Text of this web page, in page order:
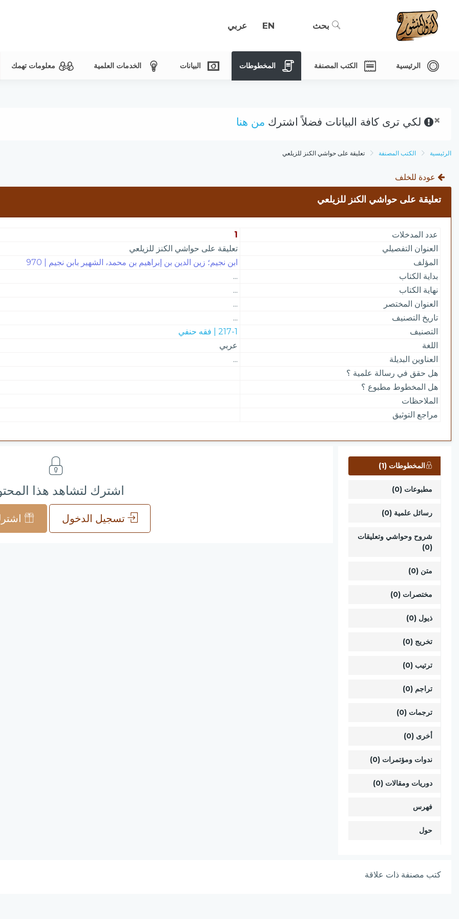
بحث EN عربي
الرئيسية الكتب المصنفة المخطوطات البيانات الخدمات العلمية معلومات تهمك
× لكي ترى كافة البيانات فضلاً اشترك من هنا
الرئيسية الكتب المصنفة تعليقة على حواشي الكنز للزيلعي
عودة للخلف
تعليقة على حواشي الكنز للزيلعي
عدد المدخلات
1
العنوان التفصيلي
تعليقة على حواشي الكنز للزيلعي
المؤلف
ابن نجيم؛ زين الدين بن إبراهيم بن محمد، الشهير بابن نجيم | 970
بداية الكتاب
...
نهاية الكتاب
...
العنوان المختصر
...
تاريخ التصنيف
...
التصنيف
217-1 | فقه حنفي
اللغة
عربي
العناوين البديلة
...
هل حقق في رسالة علمية ؟
هل المخطوط مطبوع ؟
الملاحظات
مراجع التوثيق
المخطوطات (1)
مطبوعات (0)
رسائل علمية (0)
شروح وحواشي وتعليقات
(0)
متن (0)
مختصرات (0)
ذيول (0)
تخريج (0)
ترتيب (0)
تراجم (0)
ترجمات (0)
أخرى (0)
ندوات ومؤتمرات (0)
دوريات ومقالات (0)
فهرس
حول
اشترك لتشاهد هذا
تسجيل الدخول
كتب مصنفة ذات علاقة